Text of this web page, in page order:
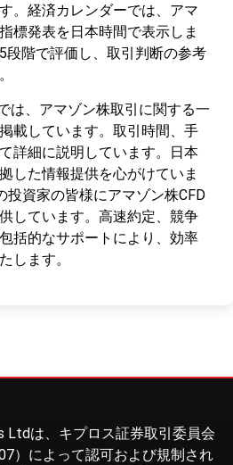
。経済カレンダーでは、アマ
標発表を日本時間で表示しま
段階で評価し、取引判断の参考
は、アマゾン株取引に関する一
載しています。取引時間、手
詳細に説明しています。日本
した情報提供を心がけていま
投資家の皆様にアマゾン株CFD
しています。高速約定、競争
括的なサポートにより、効率
します。
Ltdは、キプロス証券取引委員会
）によって認可および規制され